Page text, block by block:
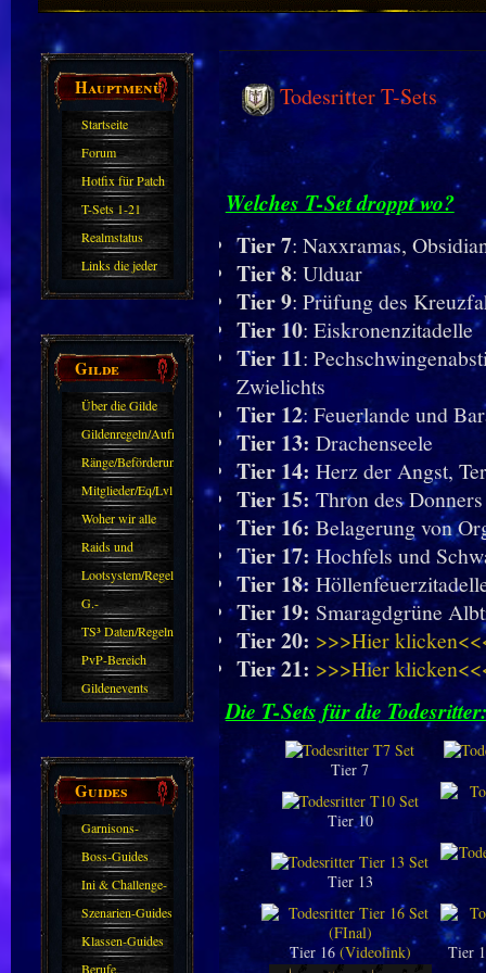
Hauptmenü
Startseite
Forum
Hotfix für Patch
11.X
T-Sets 1-21
Realmstatus
Links die jeder
kennen sollte?!
Gilde
Über die Gilde
(DAW)
Gildenregeln/Aufnahme
Ränge/Beförderungen
Mitglieder/Eq/Lvl
Woher wir alle
kommen.
Raids und
Zubehör
Lootsystem/Regeln
G.-
Sparkasse/Goldleihen
TS³ Daten/Regeln
PvP-Bereich
Gildenevents
Guides
Garnisons-
Guides
Boss-Guides
Ini & Challenge-
Guides
Szenarien-Guides
Klassen-Guides
Berufe,
Todesritter T-Sets
Welches T-Set droppt wo?
Tier 7: Naxxramas,
Tier 8: Ulduar
Tier 9: Prüfung des
Tier 10: Eiskronenzitadelle
Tier 11:
Zwielichts
Tier 12: Feuerlande und
Tier 13: Drachenseele
Tier 14: Herz der Angst,
Tier 15: Thron des
Tier 16:Belagerung von
Tier 17: Hochfels und
Tier 18:
Tier 19: Smaragdgrüne
Tier 20: >>>Hier
Tier 21: >>>Hier
Die T-Sets für die
Tier 7
Tier 10
Tier 13
Tier 16 (Videolink) Tier